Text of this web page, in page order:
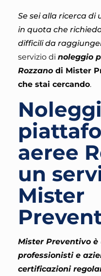
Se sei alla ricerca di
in quota che
difficili da
servizio di noleggio
Rozzanodi Mister
che stai cercando.
aeree
un
Mister
Mister Preventivo
professionisti e
certificazioni